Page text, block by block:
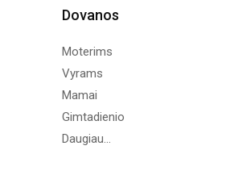
Dovanos
Moterims
Vyrams
Mamai
Gimtadienio
Daugiau...